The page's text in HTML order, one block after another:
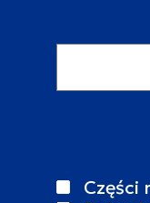
Części